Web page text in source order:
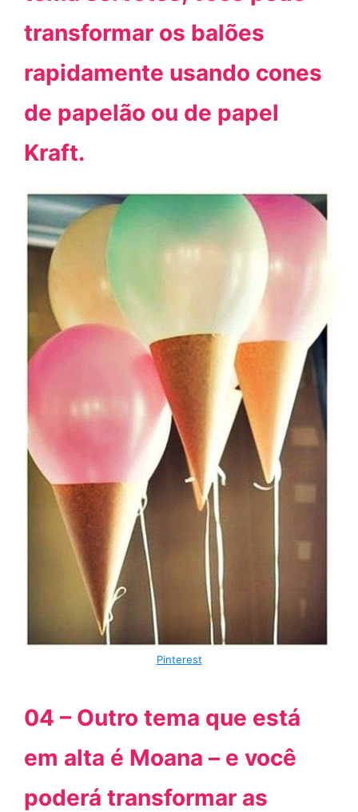
transformar os balões
rapidamente usando cones
de papelão ou de papel
Kraft.
Pinterest
04 – Outro tema que está
em alta é Moana – e você
poderá transformar as